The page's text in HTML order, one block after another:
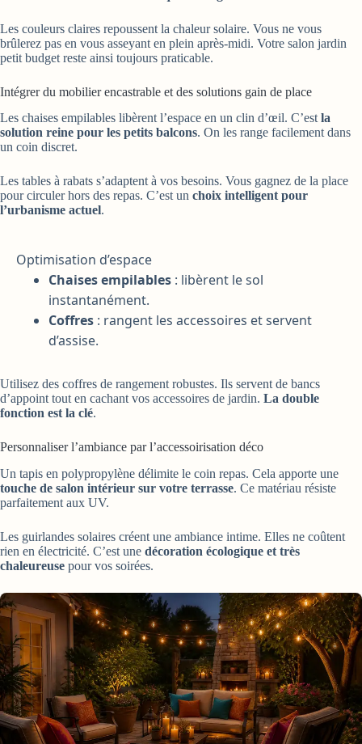
Les couleurs claires repoussent la chaleur solaire. Vous ne vous
brûlerez pas en vous asseyant en plein après-midi. Votre salon jardin
petit budget reste ainsi toujours praticable.
Intégrer du mobilier encastrable et des solutions gain de place
Les chaises empilables libèrent l’espace en un clin d’œil. C’estla
solution reine pour les petits balcons. On les range facilement dans
un coin discret.
Les tables à rabats s’adaptent à vos besoins. Vous gagnez de la place
pour circuler hors des repas. C’est un choix intelligent pour
l’urbanisme actuel.
Optimisation d’espace
Chaises empilables : libèrent le sol
instantanément.
Coffres : rangent les accessoires et servent
d’assise.
Utilisez des coffres de rangement robustes. Ils servent de bancs
d’appoint tout en cachant vos accessoires de jardin. La double
fonction est la clé.
Personnaliser l’ambiance par l’accessoirisation déco
Un tapis en polypropylène délimite le coin repas. Cela apporte une
touche de salon intérieur sur votre terrasse. Ce matériau résiste
parfaitement aux UV.
Les guirlandes solaires créent une ambiance intime. Elles ne coûtent
rien en électricité. C’est une décoration écologique et très
chaleureuse pour vos soirées.